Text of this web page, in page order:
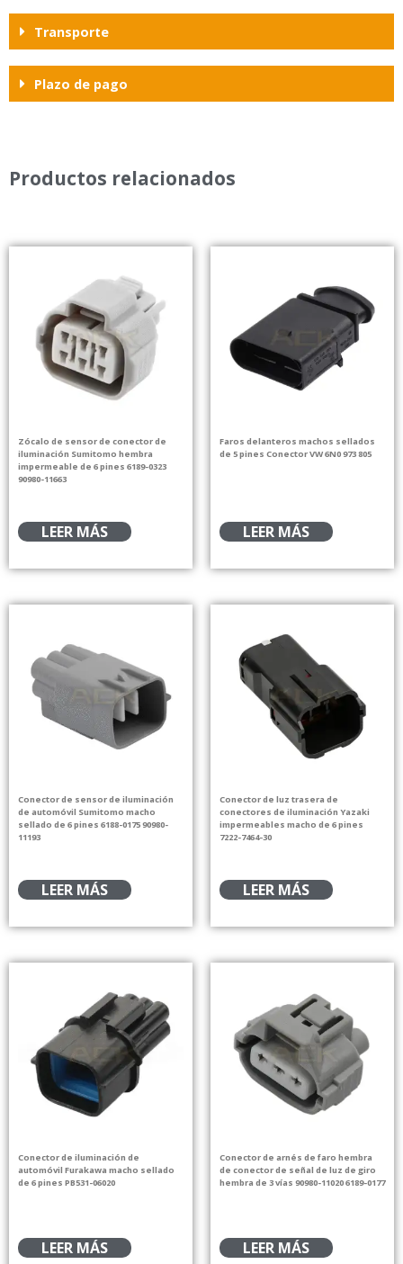
Transporte
Plazo de pago
Productos relacionados
Zócalo de sensor de conector de
iluminación Sumitomo hembra
impermeable de 6 pines 6189-0323
90980-11663
LEER MÁS
Faros delanteros machos sellados
de 5 pines Conector VW 6N0 973 805
LEER MÁS
Conector de sensor de iluminación
de automóvil Sumitomo macho
sellado de 6 pines 6188-0175 90980-
11193
LEER MÁS
Conector de luz trasera de
conectores de iluminación Yazaki
impermeables macho de 6 pines
7222-7464-30
LEER MÁS
Conector de iluminación de
automóvil Furakawa macho sellado
de 6 pines PB531-06020
LEER MÁS
Conector de arnés de faro hembra
de conector de señal de luz de giro
hembra de 3 vías 90980-11020 6189-0177
LEER MÁS